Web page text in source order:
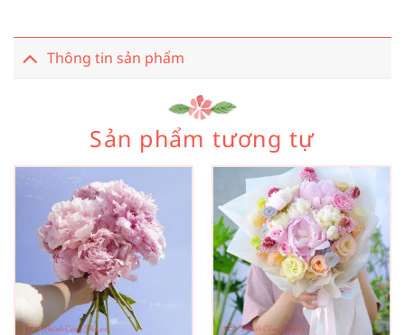
Thông tin sản phẩm
Sản phẩm tương tự